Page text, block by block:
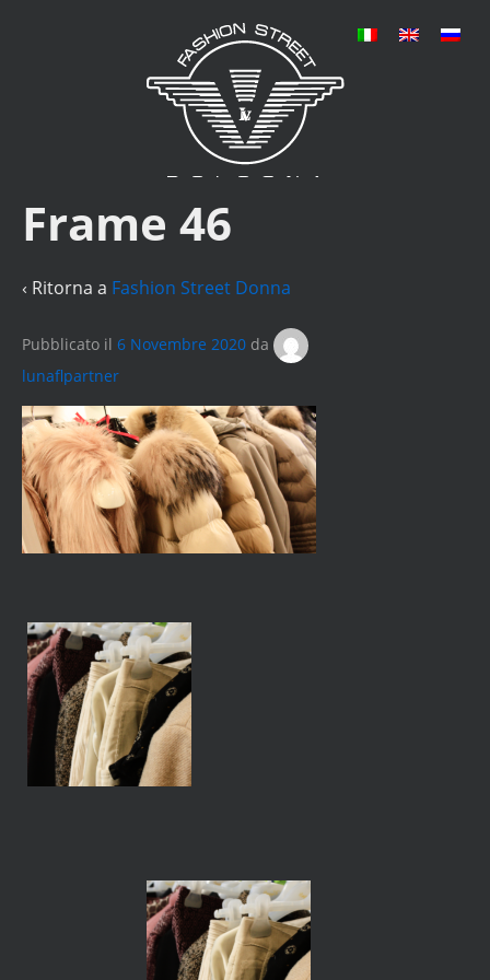
Frame 46
‹ Ritorna a Fashion Street Donna
Pubblicato il 6 Novembre 2020 da
lunaflpartner